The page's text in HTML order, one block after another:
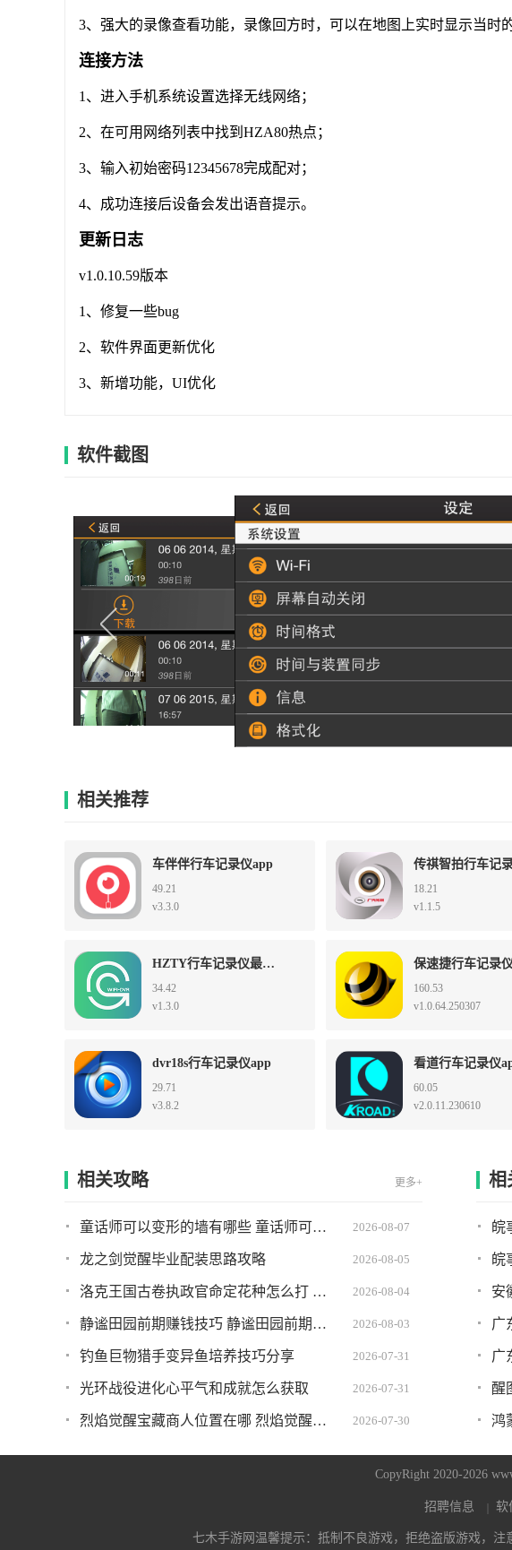
3、强大的录像查看功能，录像回方时，可以在地图上实时显示当时
连接方法
1、进入手机系统设置选择无线网络；
2、在可用网络列表中找到HZA80热点；
3、输入初始密码12345678完成配对；
4、成功连接后设备会发出语音提示。
更新日志
v1.0.10.59版本
1、修复一些bug
2、软件界面更新优化
3、新增功能，UI优化
软件截图
相关推荐
车伴伴行车记录仪app
49.21
v3.3.0
18.21
v1.1.5
HZTY行车记录仪最新版
34.42
v1.3.0
保速捷行车记录
160.53
v1.0.64.250307
dvr18s行车记录仪app
29.71
v3.8.2
看道行车记录仪
60.05
v2.0.11.230610
相关攻略 更多+
童话师可以变形的墙有哪些 童话师可以变形的墙推荐 2026-08-07
龙之剑觉醒毕业配装思路攻略 2026-08-05
洛克王国古卷执政官命定花种怎么打 古卷执政官命定花种打法攻略 2026-08-04
静谧田园前期赚钱技巧 静谧田园前期如何快速赚到钱 2026-08-03
钓鱼巨物猎手变异鱼培养技巧分享 2026-07-31
光环战役进化心平气和成就怎么获取 2026-07-31
烈焰觉醒宝藏商人位置在哪 烈焰觉醒宝藏商人坐标 2026-07-30
相
皖
安
CopyRight 2020-2026
招聘信息 软
七木手游网温馨提示：抵制不良游戏，拒绝盗版游戏，